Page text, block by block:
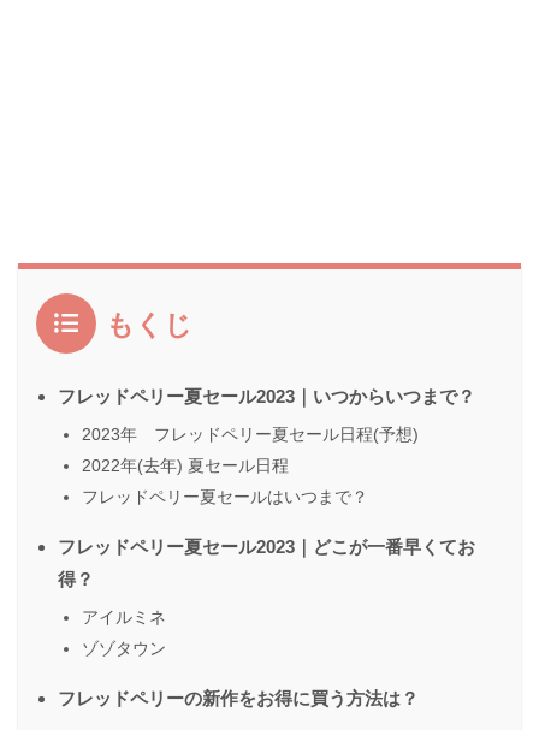
もくじ
フレッドペリー夏セール2023｜いつからいつまで？
2023年 フレッドペリー夏セール日程(予想)
2022年(去年) 夏セール日程
フレッドペリー夏セールはいつまで？
フレッドペリー夏セール2023｜どこが一番早くてお
得？
アイルミネ
ゾゾタウン
フレッドペリーの新作をお得に買う方法は？